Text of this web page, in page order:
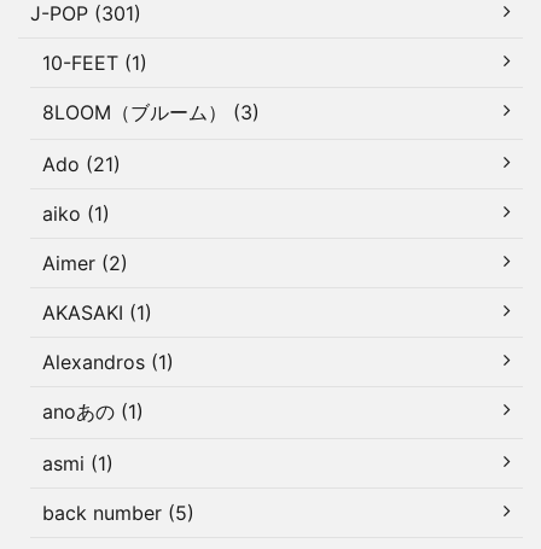
J-POP (301)
10-FEET (1)
8LOOM（ブルーム） (3)
Ado (21)
aiko (1)
Aimer (2)
AKASAKI (1)
Alexandros (1)
anoあの (1)
asmi (1)
back number (5)